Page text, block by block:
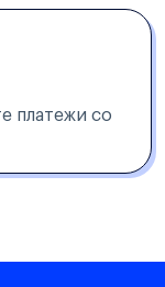
платежи со